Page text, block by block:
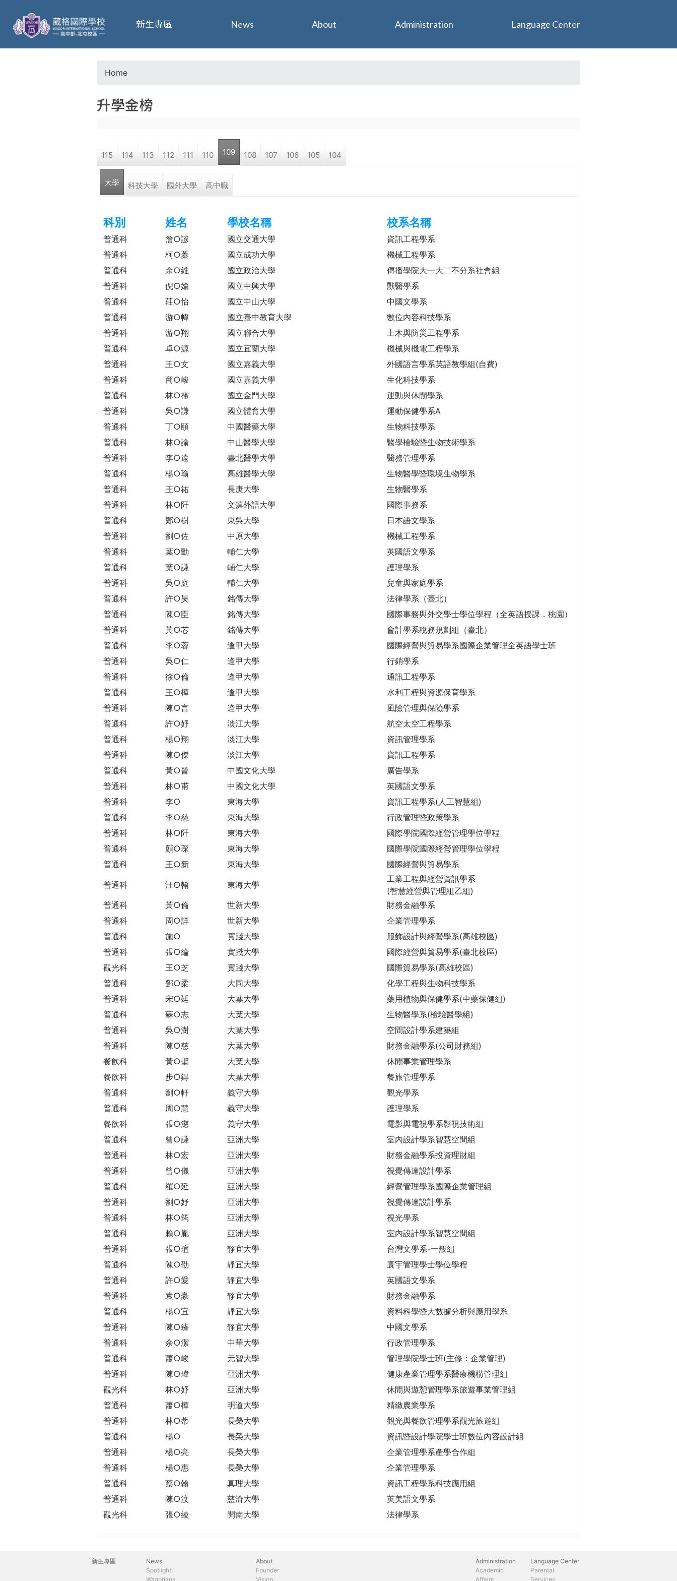
葳
格
o
a
r
h
e
r
e
Home
升學金榜
115 114 113 112 111 110 109 108 107 106 105 104
大學 科技大學 國外大學 高中職
科別 姓名 學校名稱 校系名稱
普通科 詹○諺 國立交通大學
資訊工程學系
普通科
柯○蓁 國立成功大學
機械工程學系
普通科
余○維 國立政治大學
傳播學院大一大二不分系社會組
普通科
倪○媮 國立中興大學
獸醫學系
普通科
莊○怡 國立中山大學
中國文學系
普通科
游○幃 國立臺中教育大學
數位內容科技學系
普通科
游○翔 國立聯合大學
土木與防災工程學系
普通科
卓○源 國立宜蘭大學
機械與機電工程學系
普通科
王○文 國立嘉義大學
外國語言學系英語教學組(自費)
普通科
商○峻 國立嘉義大學
生化科技學系
普通科
林○霈 國立金門大學
運動與休閒學系
普通科
吳○謙 國立體育大學
運動保健學系A
普通科
丁○頤 中國醫藥大學
生物科技學系
普通科
林○諭 中山醫學大學
醫學檢驗暨生物技術學系
普通科
李○遠 臺北醫學大學
醫務管理學系
普通科
楊○瑜 高雄醫學大學
生物醫學暨環境生物學系
普通科
王○祐 長庚大學
生物醫學系
普通科
林○阡 文藻外語大學
國際事務系
普通科
鄭○樹 東吳大學
日本語文學系
普通科
劉○佐 中原大學
機械工程學系
普通科
葉○勳 輔仁大學
英國語文學系
普通科
葉○謙 輔仁大學
護理學系
普通科
吳○庭 輔仁大學
兒童與家庭學系
普通科
許○昊 銘傳大學
法律學系（臺北）
普通科
陳○臣 銘傳大學
國際事務與外交學士學位學程（全英語授課．桃園）
普通科
黃○芯 銘傳大學
會計學系稅務規劃組（臺北）
普通科
李○蓉 逢甲大學
國際經營與貿易學系國際企業管理全英語學士班
普通科
吳○仁 逢甲大學
行銷學系
普通科
徐○倫 逢甲大學
通訊工程學系
普通科
王○樺 逢甲大學
水利工程與資源保育學系
普通科
陳○言 逢甲大學
風險管理與保險學系
普通科
許○妤 淡江大學
航空太空工程學系
普通科
楊○翔 淡江大學
資訊管理學系
普通科
陳○傑 淡江大學
資訊工程學系
普通科
黃○晉 中國文化大學
廣告學系
普通科
林○甫 中國文化大學
英國語文學系
普通科
李○ 東海大學
資訊工程學系(人工智慧組)
普通科
李○慈 東海大學
行政管理暨政策學系
普通科
林○阡 東海大學
國際學院國際經營管理學位學程
普通科
顏○琛 東海大學
國際學院國際經營管理學位學程
普通科
王○新 東海大學 國際經營與貿易學系
普通科 汪○翰 東海大學
工業工程與經營資訊學系
(智慧經營與管理組乙組)
普通科
黃○倫 世新大學
財務金融學系
普通科
周○詳 世新大學
企業管理學系
普通科
施○ 實踐大學
服飾設計與經營學系(高雄校區)
普通科
張○綸 實踐大學
國際經營與貿易學系(臺北校區)
觀光科
王○芝 實踐大學
國際貿易學系(高雄校區)
普通科
鄧○柔 大同大學
化學工程與生物科技學系
普通科
宋○廷 大葉大學
藥用植物與保健學系(中藥保健組)
普通科
蘇○志 大葉大學
生物醫學系(檢驗醫學組)
普通科
吳○澍 大葉大學
空間設計學系建築組
普通科
陳○慈 大葉大學
財務金融學系(公司財務組)
餐飲科
黃○聖 大葉大學
休閒事業管理學系
餐飲科
步○鍀 大葉大學
餐旅管理學系
普通科
劉○軒 義守大學
觀光學系
普通科
周○慧 義守大學
護理學系
餐飲科
張○濨 義守大學
電影與電視學系影視技術組
普通科
曾○謙 亞洲大學
室內設計學系智慧空間組
普通科
林○宏 亞洲大學
財務金融學系投資理財組
普通科
曾○儀 亞洲大學
視覺傳達設計學系
普通科
羅○延 亞洲大學
經營管理學系國際企業管理組
普通科
劉○妤 亞洲大學
視覺傳達設計學系
普通科
林○筠 亞洲大學
視光學系
普通科
賴○胤 亞洲大學
室內設計學系智慧空間組
普通科
張○瑄 靜宜大學
台灣文學系-一般組
普通科
陳○劭 靜宜大學
寰宇管理學士學位學程
普通科
許○愛 靜宜大學
英國語文學系
普通科
袁○豪 靜宜大學
財務金融學系
普通科
楊○宜 靜宜大學
資料科學暨大數據分析與應用學系
普通科
陳○臻 靜宜大學
中國文學系
普通科
余○潔 中華大學
行政管理學系
普通科
蕭○峻 元智大學
管理學院學士班(主修：企業管理)
普通科
陳○瑋 亞洲大學
健康產業管理學系醫療機構管理組
觀光科
林○妤 亞洲大學
休閒與遊憩管理學系旅遊事業管理組
普通科
蕭○樺 明道大學
精緻農業學系
普通科
林○蒂 長榮大學
觀光與餐飲管理學系觀光旅遊組
普通科
楊○ 長榮大學
資訊暨設計學院學士班數位內容設計組
普通科
楊○亮 長榮大學
企業管理學系產學合作組
普通科
楊○惠 長榮大學
企業管理學系
普通科
蔡○翰 真理大學
資訊工程學系科技應用組
普通科
陳○汶 慈濟大學
英美語文學系
觀光科
張○綾 開南大學 法律學系
新生專區 News About Administration Language Center
主
新生專區
News
Spotlight
Wagorians
About
Founder
Vision
Administration
Academic
Affairs
Parental
Services
Language Center